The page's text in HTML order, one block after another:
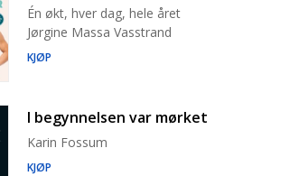
Én økt, hver dag, hele året
Jørgine Massa Vasstrand
KJØP
I begynnelsen var mørket
Karin Fossum
KJØP